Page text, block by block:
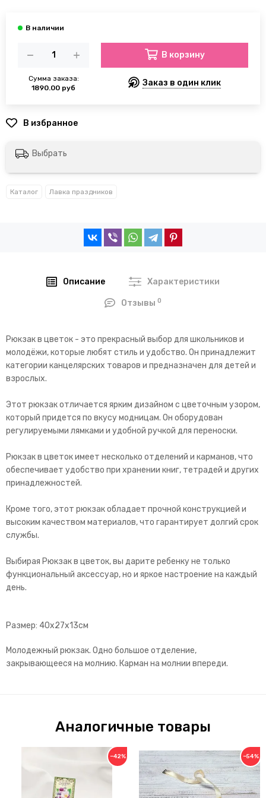
Сумма заказа:
1890.00 руб
В корзину
Заказ в один клик
Выбрать
Каталог Лавка праздников
Описание Характеристики
Отзывы0
Рюкзак в цветок - это прекрасный выбор для школьников и
молодёжи, которые любят стиль и удобство. Он принадлежит
категории канцелярских товаров и предназначен для детей и
взрослых.
Этот рюкзак отличается ярким дизайном с цветочным узором,
который придется по вкусу модницам. Он оборудован
регулируемыми лямками и удобной ручкой для переноски.
Рюкзак в цветок имеет несколько отделений и карманов, что
обеспечивает удобство при хранении книг, тетрадей и других
принадлежностей.
Кроме того, этот рюкзак обладает прочной конструкцией и
высоким качеством материалов, что гарантирует долгий срок
службы.
Выбирая Рюкзак в цветок, вы дарите ребенку не только
функциональный аксессуар, но и яркое настроение на каждый
день.
Размер: 40х27х13см
Молодежный рюкзак. Одно большое отделение,
закрывающееся на молнию. Карман на молнии впереди.
Аналогичные товары
−42% −54%